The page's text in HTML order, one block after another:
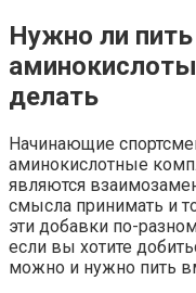
Нужно ли пить
делать
Начинающие
аминокислотные
являются
смысла принимать и
эти добавки по-
если вы хотите
можно и нужно пить